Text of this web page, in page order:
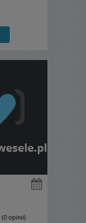
(0 opinii)